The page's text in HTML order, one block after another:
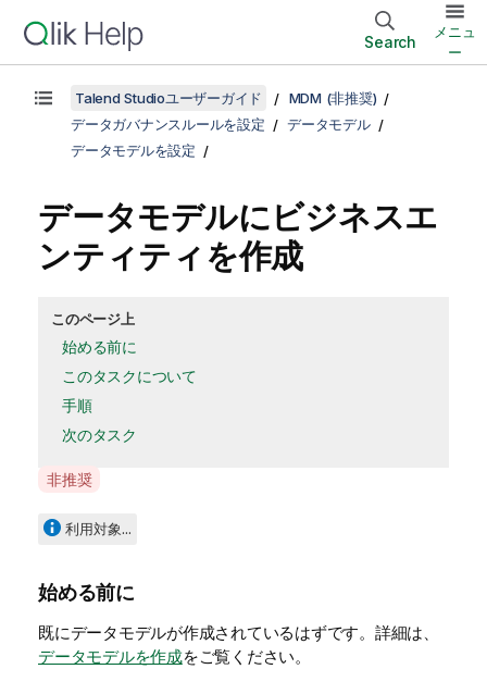
Search
メニュ
ー
Talend Studioユーザーガイド
MDM (非推奨)
データガバナンスルールを設定
データモデル
データモデルを設定
データモデルにビジネスエ
ンティティを作成
このページ上
始める前に
このタスクについて
手順
次のタスク
A
a
a
b
i
l
非推奨
利用対象...
始める前に
既にデータモデルが作成されているはずです。詳細は、
データモデルを作成をご覧ください。